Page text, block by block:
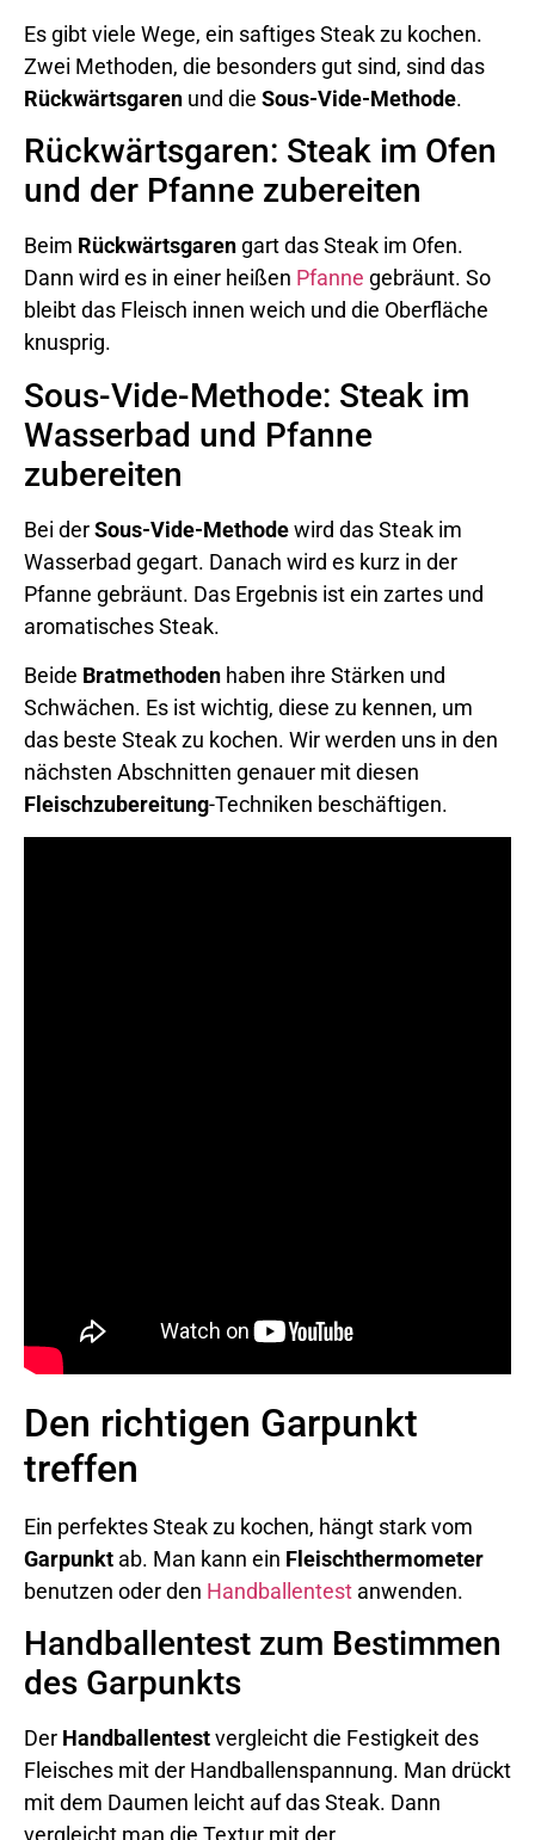
Es gibt viele Wege, ein saftiges Steak zu kochen.
Zwei Methoden, die besonders gut sind, sind das
Rückwärtsgaren und die Sous-Vide-Methode.
Rückwärtsgaren: Steak im Ofen
und der Pfanne zubereiten
Beim Rückwärtsgaren gart das Steak im Ofen.
Dann wird es in einer heißen Pfanne gebräunt. So
bleibt das Fleisch innen weich und die Oberfläche
knusprig.
Sous-Vide-Methode: Steak im
Wasserbad und Pfanne
zubereiten
Bei derSous-Vide-Methodewird das Steak im
Wasserbad gegart. Danach wird es kurz in der
Pfanne gebräunt. Das Ergebnis ist ein zartes und
aromatisches Steak.
Beide Bratmethoden haben ihre Stärken und
Schwächen. Es ist wichtig, diese zu kennen, um
das beste Steak zu kochen. Wir werden uns in den
nächsten Abschnitten genauer mit diesen
Fleischzubereitung-Techniken beschäftigen.
Den richtigen Garpunkt
treffen
Ein perfektes Steak zu kochen, hängt stark vom
Garpunkt ab. Man kann ein Fleischthermometer
benutzen oder den Handballentest anwenden.
Handballentest zum Bestimmen
des Garpunkts
Der Handballentestvergleicht die Festigkeit des
Fleisches mit der Handballenspannung. Man drückt
mit dem Daumen leicht auf das Steak. Dann
vergleicht man die Textur mit der